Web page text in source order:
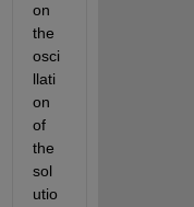
on
the
osci
llati
on
of
the
sol
utio